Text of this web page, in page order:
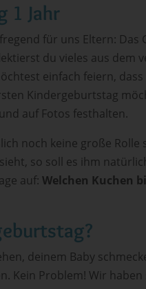
1 Jahr
für uns Eltern: Das
du vieles aus dem
einfach feiern, dass
Kindergeburtstag
auf Fotos festhalten.
noch keine große Rolle
so soll es ihm
auf: Welchen Kuchen
deinem Baby
Kein Problem! Wir